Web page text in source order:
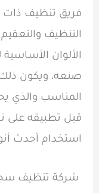
فريق تنظيف ذات
التنظيف
الألوان
صنعه، ويكون ذلك
المناسب والذي
قبل تطبيقه على
استخدام أحدث
شركة تنظيف